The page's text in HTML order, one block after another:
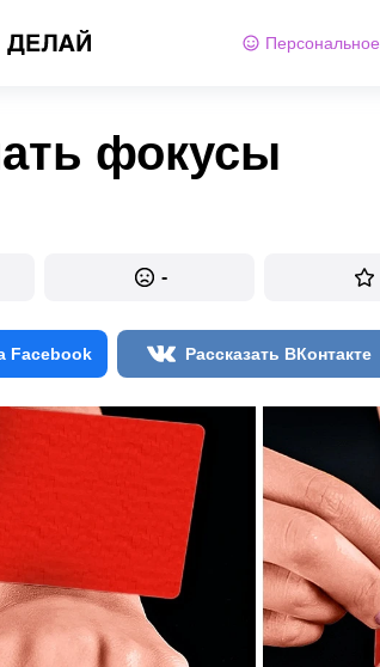
Персональное
фокусы
-
Facebook Рассказать ВКонтакте